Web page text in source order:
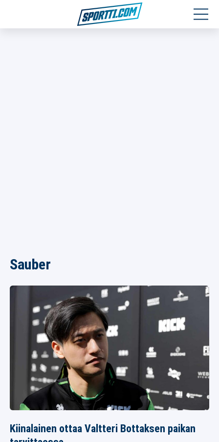
Sauber
Kiinalainen ottaa Valtteri Bottaksen paikan